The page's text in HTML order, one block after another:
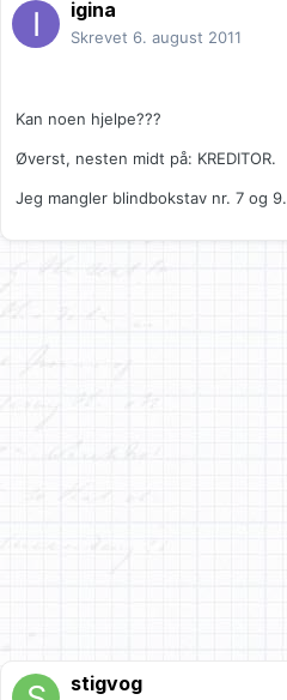
igina
Skrevet 6. august 2011
Kan noen hjelpe???
Øverst, nesten midt på: KREDITOR.
Jeg mangler blindbokstav nr. 7 og 9.
stigvog